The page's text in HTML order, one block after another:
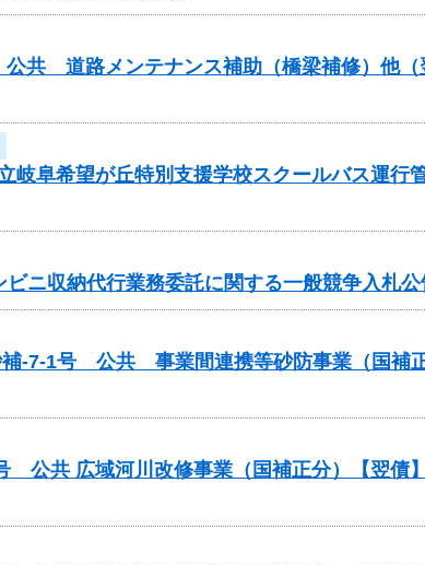
共 道路メンテナンス補助（橋梁補修）他（
岐阜希望が丘特別支援学校スクールバス運行
ニ収納代行業務委託に関する一般競争入札公
補-7-1号 公共 事業間連携等砂防事業（国補
公共 広域河川改修事業（国補正分）【翌債